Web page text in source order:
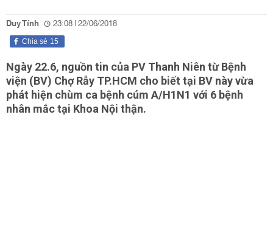
Duy Tính 23:08 | 22/06/2018
15
Chia sẻ
Ngày 22.6, nguồn tin của PV Thanh Niên từ Bệnh
viện (BV) Chợ Rẫy TP.HCM cho biết tại BV này vừa
phát hiện chùm ca bệnh cúm A/H1N1 với 6 bệnh
nhân mắc tại Khoa Nội thận.